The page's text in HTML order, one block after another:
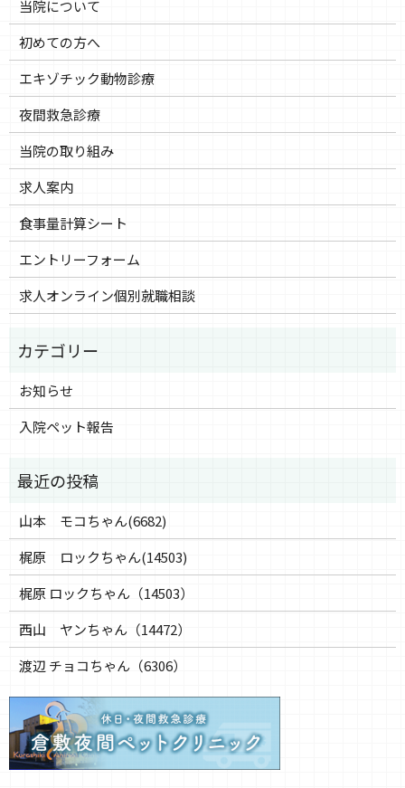
当院について
初めての方へ
エキゾチック動物診療
夜間救急診療
当院の取り組み
求人案内
食事量計算シート
エントリーフォーム
求人オンライン個別就職相談
お知らせ
入院ペット報告
山本 モコちゃん(6682)
梶原 ロックちゃん(14503)
梶原 ロックちゃん（14503）
西山 ヤンちゃん（14472）
渡辺 チョコちゃん（6306）